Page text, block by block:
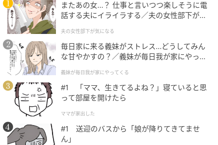
またあの女…？ 仕事と言いつつ楽しそうに電
話する夫にイライラする／夫の女性部下が気
夫の女性部下が気になる
毎日家に来る義妹がストレス…どうしてみん
な甘やかすの？／義妹が毎日我が家にやって
が】
義妹が毎日我が家にやってくる
#1 「ママ、生きてるよね？」寝ていると思
って部屋を開けたら
ママが家出した
#1 送迎のバスから「娘が降りてきてませ
ん」